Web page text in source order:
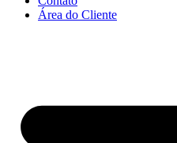
Área do Cliente